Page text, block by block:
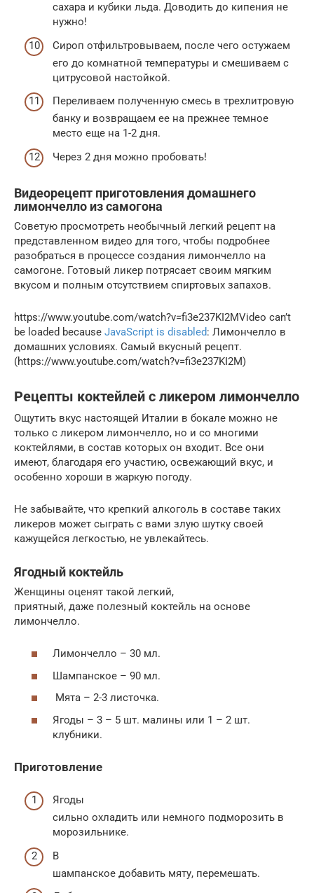
сахара и кубики льда. Доводить до кипения не
нужно!
Сироп отфильтровываем, после чего остужаем
его до комнатной температуры и смешиваем с
цитрусовой настойкой.
Переливаем полученную смесь в трехлитровую
банку и возвращаем ее на прежнее темное
место еще на 1-2 дня.
Через 2 дня можно пробовать!
Видеорецепт приготовления домашнего
лимончелло из самогона
Советую просмотреть необычный легкий рецепт на
представленном видео для того, чтобы подробнее
разобраться в процессе создания лимончелло на
самогоне. Готовый ликер потрясает своим мягким
вкусом и полным отсутствием спиртовых запахов.
https://www.youtube.com/watch?v=fi3e237KI2MVideo can’t
be loaded because JavaScript is disabled: Лимончелло в
домашних условиях. Самый вкусный рецепт.
(https://www.youtube.com/watch?v=fi3e237KI2M)
Рецепты коктейлей с ликером лимончелло
Ощутить вкус настоящей Италии в бокале можно не
только с ликером лимончелло, но и со многими
коктейлями, в состав которых он входит. Все они
имеют, благодаря его участию, освежающий вкус, и
особенно хороши в жаркую погоду.
Не забывайте, что крепкий алкоголь в составе таких
ликеров может сыграть с вами злую шутку своей
кажущейся легкостью, не увлекайтесь.
Ягодный коктейль
Женщины оценят такой легкий,
приятный, даже полезный коктейль на основе
лимончелло.
Лимончелло – 30 мл.
Шампанское – 90 мл.
Мята – 2-3 листочка.
Ягоды – 3 – 5 шт. малины или 1 – 2 шт.
клубники.
Приготовление
Ягоды
сильно охладить или немного подморозить в
морозильнике.
В
шампанское добавить мяту, перемешать.